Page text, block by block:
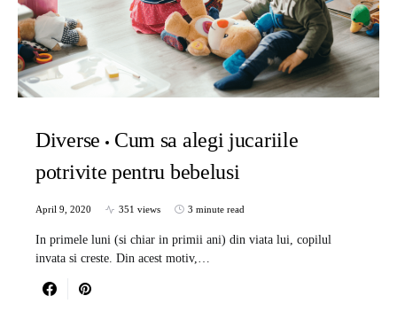
Diverse
Cum sa alegi jucariile
potrivite pentru bebelusi
April 9, 2020 351 views 3 minute read
In primele luni (si chiar in primii ani) din viata lui, copilul
invata si creste. Din acest motiv,…